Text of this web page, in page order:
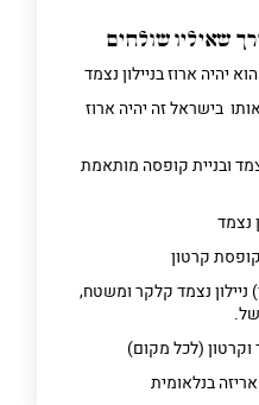
שאיליו שולחים
יהיה ארוז בניילון נצמד
בישראל זה יהיה ארוז
ובניית קופסה מותאמת
נצמד
קרטון
ניילון נצמד קלקר ומשטח,
וקרטון (לכל מקום)
בנלאומית